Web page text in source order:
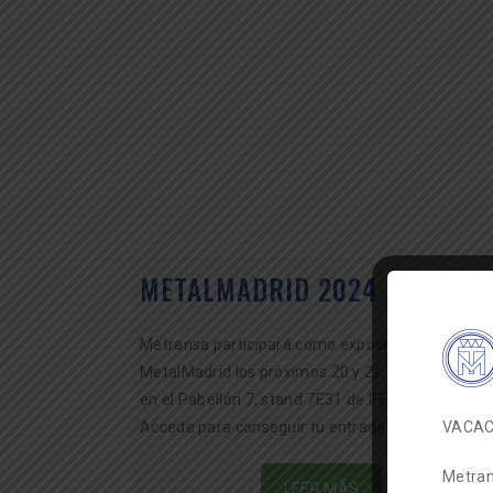
METALMADRID 2024
Metransa participará como expositor en
MetalMadrid los próximos 20 y 21 de noviembre,
en el Pabellón 7, stand 7E31 de IFEMA en Madrid.
Accede para conseguir tu entrada gratuita.
LEER MÁS